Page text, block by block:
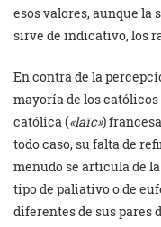
esos valores, aunque
sirve de indicativo, los
En contra de la
mayoría de los
católica («laïc»)
todo caso, su falta de
menudo se articula de
tipo de paliativo o de
diferentes de sus pares